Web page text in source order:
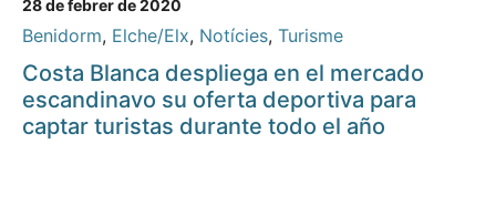
28 de febrer de 2020
Benidorm, Elche/Elx, Notícies, Turisme
Costa Blanca despliega en el mercado
escandinavo su oferta deportiva para
captar turistas durante todo el año